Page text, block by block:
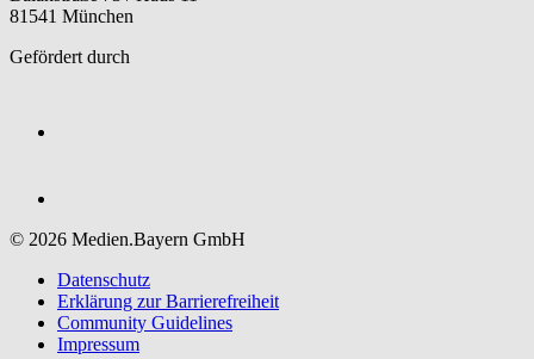
81541 München
Gefördert durch
© 2026 Medien.Bayern GmbH
Datenschutz
Erklärung zur Barriere­freiheit
Community Guidelines
Impressum